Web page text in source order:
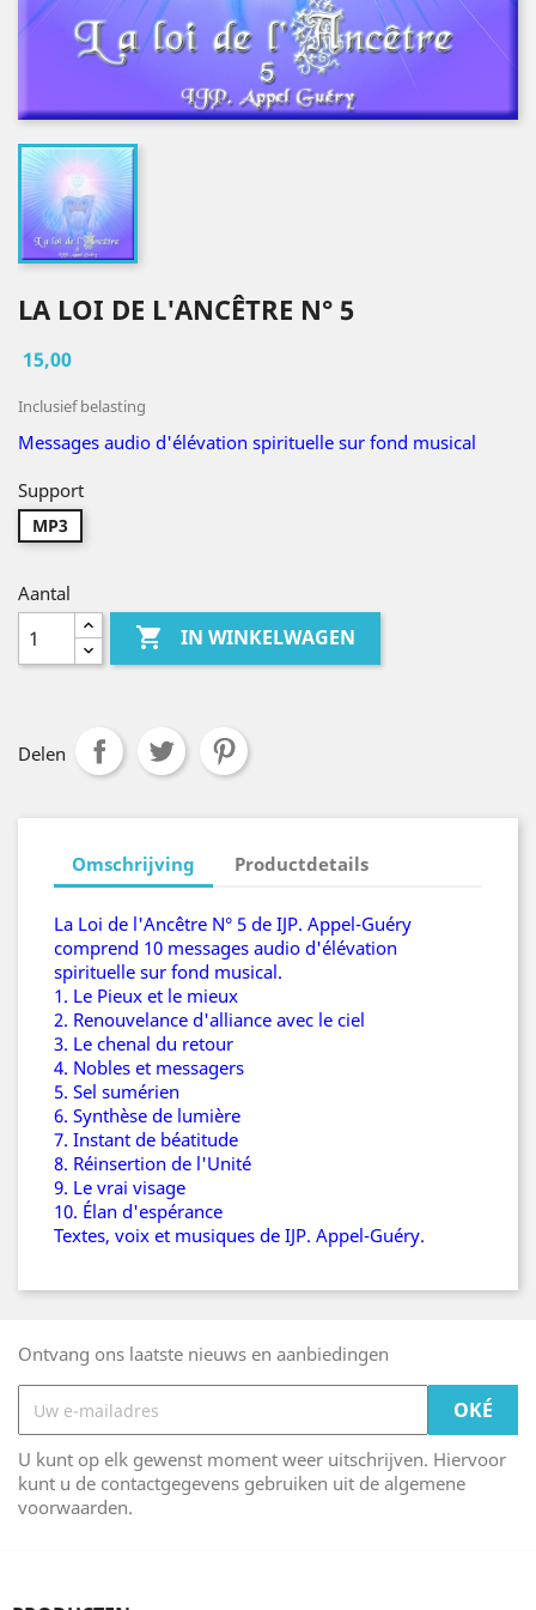
LA LOI DE L'ANCÊTRE N° 5
15,00
Inclusief belasting
Messages audio d'élévation spirituelle sur fond musical
Support
MP3
Aantal
 IN WINKELWAGEN
Delen
Omschrijving Productdetails
La Loi de l'Ancêtre N° 5 de IJP. Appel-Guéry
comprend 10 messages audio d'élévation
spirituelle sur fond musical.
1. Le Pieux et le mieux
2. Renouvelance d'alliance avec le ciel
3. Le chenal du retour
4. Nobles et messagers
5. Sel sumérien
6. Synthèse de lumière
7. Instant de béatitude
8. Réinsertion de l'Unité
9. Le vrai visage
10. Élan d'espérance
Textes, voix et musiques de IJP. Appel-Guéry.
Ontvang ons laatste nieuws en aanbiedingen
U kunt op elk gewenst moment weer uitschrijven. Hiervoor
kunt u de contactgegevens gebruiken uit de algemene
voorwaarden.